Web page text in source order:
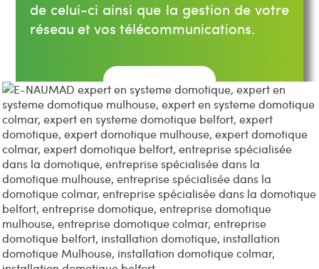
de celui-ci ainsi que la gestion de votre
réseau et vos télécommunications.
Découvrir
Domotique